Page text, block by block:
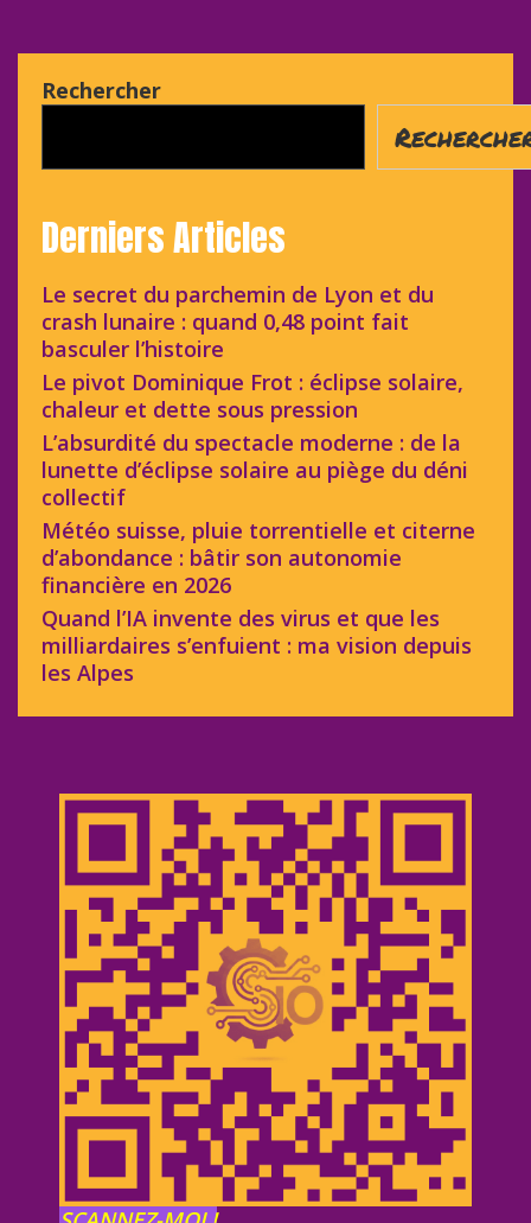
Rechercher
Derniers Articles
Le secret du parchemin de Lyon et du
crash lunaire : quand 0,48 point fait
basculer l’histoire
Le pivot Dominique Frot : éclipse solaire,
chaleur et dette sous pression
L’absurdité du spectacle moderne : de la
lunette d’éclipse solaire au piège du déni
collectif
Météo suisse, pluie torrentielle et citerne
d’abondance : bâtir son autonomie
financière en 2026
Quand l’IA invente des virus et que les
milliardaires s’enfuient : ma vision depuis
les Alpes